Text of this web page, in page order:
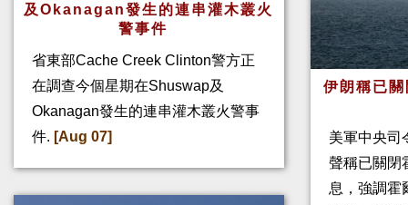
及Okanagan發生的連串灌木叢火
警事件
省東部Cache Creek Clinton警方正
在調查今個星期在Shuswap及
Okanagan發生的連串灌木叢火警事
件. [Aug 07]
伊朗稱已
美軍中央司
聲稱已關閉
息，強調霍